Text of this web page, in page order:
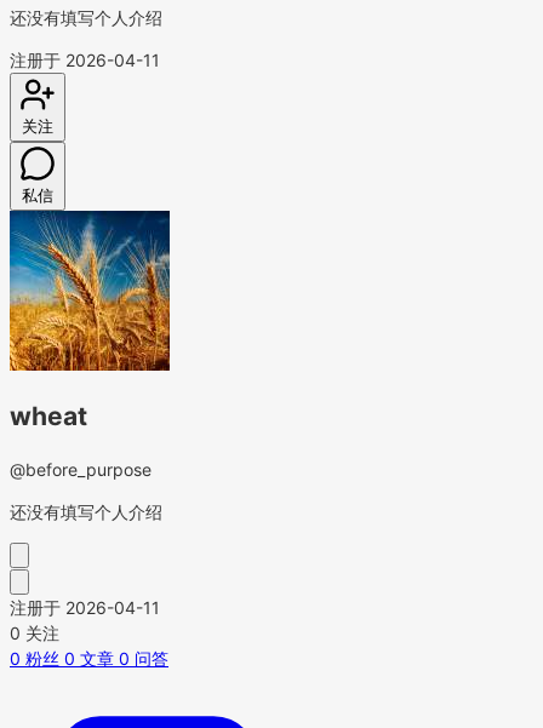
还没有填写个人介绍
注册于 2026-04-11
关注
私信
wheat
@before_purpose
还没有填写个人介绍
注册于 2026-04-11
0 关注
0 粉丝 0 文章 0 问答